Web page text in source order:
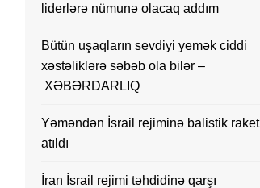
liderlərə nümunə olacaq addım
Bütün uşaqların sevdiyi yemək ciddi
xəstəliklərə səbəb ola bilər –
XƏBƏRDARLIQ
Yəməndən İsrail rejiminə balistik raket
atıldı
İran İsrail rejimi təhdidinə qarşı